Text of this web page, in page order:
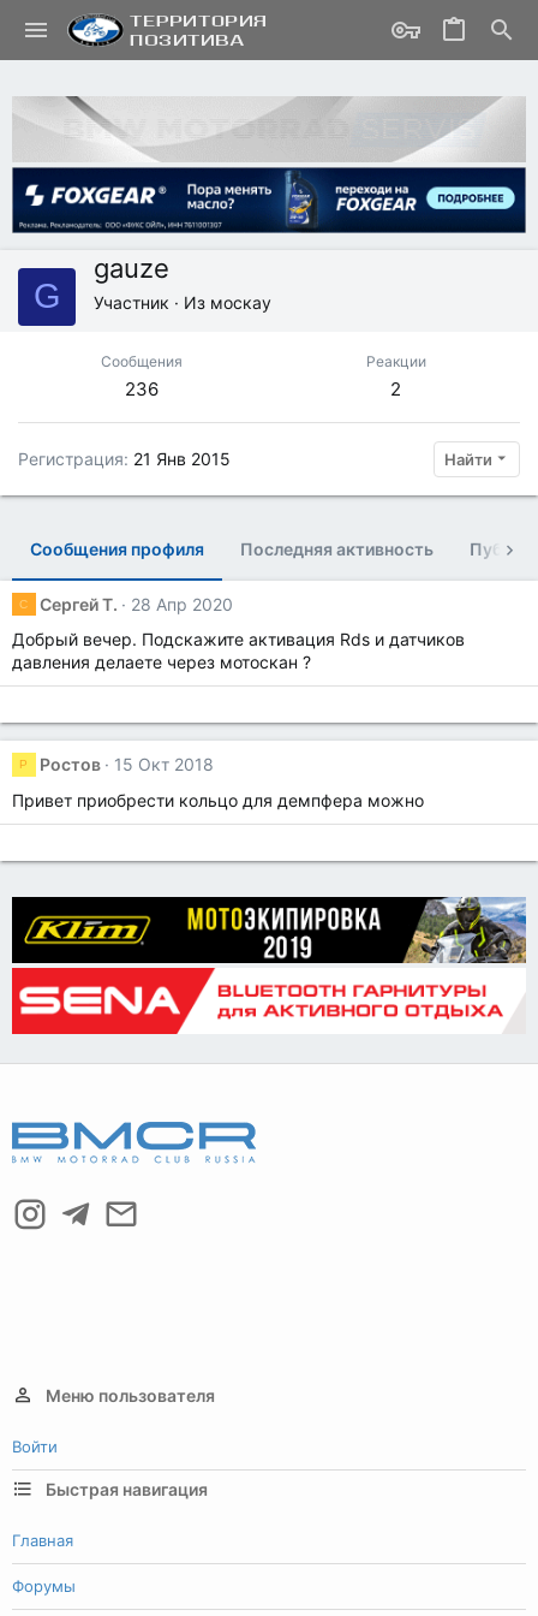
G
gauze
Участник · Из москау
Сообщения
236
Реакции
2
Регистрация 21 Янв 2015 Найти
Сообщения профиля Последняя активность
С Сергей Т.
28 Апр 2020
Добрый вечер. Подскажите активация Rds и датчиков
давления делаете через мотоскан ?
Р Ростов
15 Окт 2018
Привет приобрести кольцо для демпфера можно
Меню пользователя
Войти
Быстрая навигация
Главная
Форумы